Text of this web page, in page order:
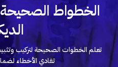
الخطواط
تعلم الخطوات الصحيحة لتركيب
تفادي الأخطاء